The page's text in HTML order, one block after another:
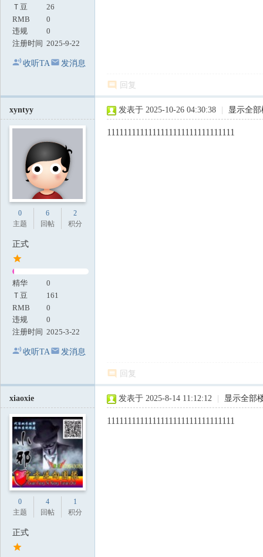
Ｔ豆
26
RMB
0
违规
0
注册时间 2025-9-22
收听TA 发消息
回复
xyntyy
0
主题
6
回帖
2
积分
正式
精华
0
Ｔ豆
161
RMB
0
违规
0
注册时间 2025-3-22
收听TA 发消息
发表于 2025-10-26 04:30:38 显示全
1111111111111111111111111111111
回复
xiaoxie
0
主题
4
回帖
1
积分
正式
发表于 2025-8-14 11:12:12 显示全部
1111111111111111111111111111111